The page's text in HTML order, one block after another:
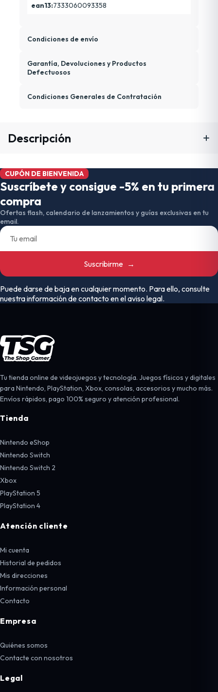
ean13:7333060093358
Condiciones de envío
Garantía, Devoluciones y Productos
Defectuosos
Condiciones Generales de Contratación
Descripción
CUPÓN DE BIENVENIDA
Suscríbete y consigue -5% en tu primera
compra
Ofertas flash, calendario de lanzamientos y guías exclusivas en tu
email.
Suscribirme →
Puede darse de baja en cualquier momento. Para ello, consulte
nuestra información de contacto en el aviso legal.
Tu tienda online de videojuegos y tecnología. Juegos físicos y digitales
para Nintendo, PlayStation, Xbox, consolas, accesorios y mucho más.
Envíos rápidos, pago 100% seguro y atención profesional.
Tienda
Nintendo eShop
Nintendo Switch
Nintendo Switch 2
Xbox
PlayStation 5
PlayStation 4
Atención cliente
Mi cuenta
Historial de pedidos
Mis direcciones
Información personal
Contacto
Empresa
Quiénes somos
Contacte con nosotros
Legal